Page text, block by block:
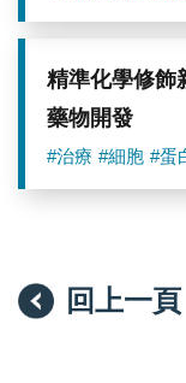
交
動。
源：
中
精準化學修飾
藥物開發
#治療 #細胞 #蛋
回上一頁